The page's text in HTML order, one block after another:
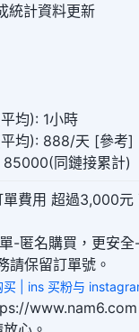
統計資料更新
均): 1小時
均): 888/天 [參考]
同鏈接累計)
費用 超過3,000元
-匿名購買，更安
請保留訂單號。
买 | ins 买粉与
www.nam6.com